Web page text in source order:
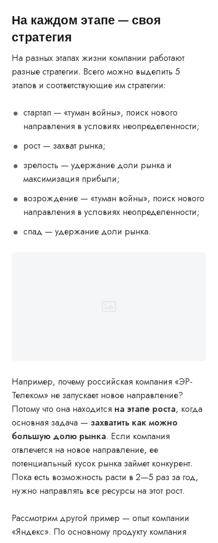
На каждом этапе — своя
стратегия
На разных этапах жизни компании работают
разные стратегии. Всего можно выделить 5
этапов и соответствующие им стратегии:
стартап — «туман войны», поиск нового
направления в условиях неопределенности;
рост — захват рынка;
зрелость — удержание доли рынка и
максимизация прибыли;
возрождение — «туман войны», поиск нового
направления в условиях неопределенности;
спад — удержание доли рынка.
Например, почему российская компания «ЭР-
Телеком» не запускает новое направление?
Потому что она находится на этапе роста, когда
основная задача — захватить как можно
большую долю рынка. Если компания
отвлечется на новое направление, ее
потенциальный кусок рынка займет конкурент.
Пока есть возможность расти в 2—5 раз за год,
нужно направлять все ресурсы на этот рост.
Рассмотрим другой пример — опыт компании
«Яндекс». По основному продукту компания